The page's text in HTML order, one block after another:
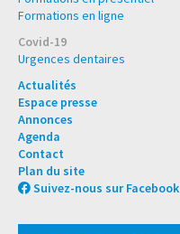
Formations en ligne
Covid-19
Urgences dentaires
Actualités
Espace presse
Annonces
Agenda
Contact
Plan du site
Suivez-nous sur Facebook